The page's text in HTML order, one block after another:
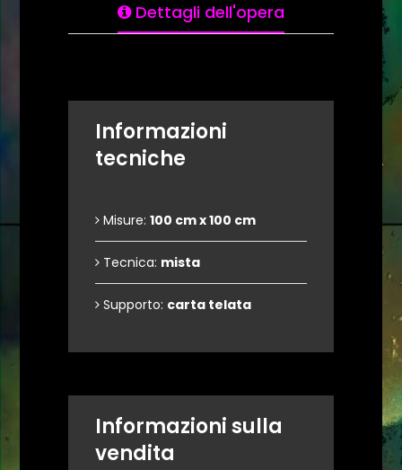
Dettagli dell'opera
Informazioni
tecniche
Misure: 100 cm x 100 cm
Tecnica: mista
Supporto: carta telata
Informazioni sulla
vendita